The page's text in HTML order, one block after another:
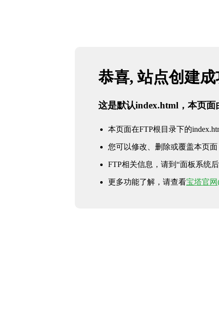
恭喜, 站点创建
这是默认index.html，本页面
本页面在FTP根目录下的
您可以修改、删除或覆盖本页面
FTP相关信息，请到“面板系统
更多功能了解，请查看宝塔官网